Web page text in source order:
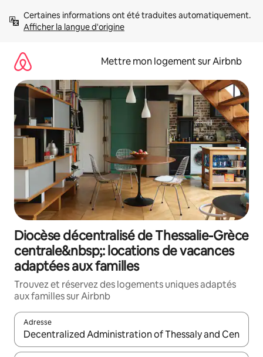
directement
Afficher la langue d'origine
Mettre mon logement sur Airbnb
Diocèse décentralisé de Thessalie-Grèce
centrale&nbsp;: locations de vacances
adaptées aux familles
Trouvez et réservez des logements uniques adaptés
aux familles sur Airbnb
Adresse
Lorsque les résultats s'affichent, utilisez les flèches vers le